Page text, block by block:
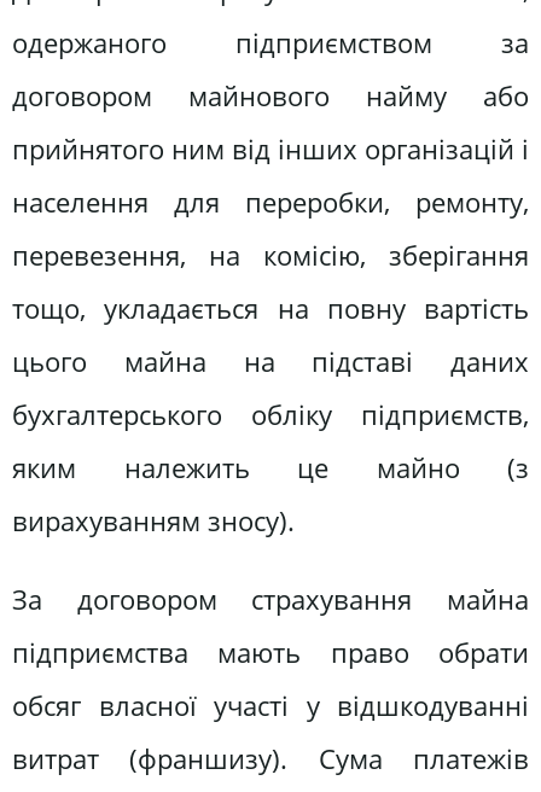
одержаного підприємством за
договором майнового найму або
прийнятого ним від інших організацій і
населення для переробки, ремонту,
перевезення, на комісію, зберігання
тощо, укладається на повну вартість
цього майна на підставі даних
бухгалтерського обліку підприємств,
яким належить це майно (з
вирахуванням зносу).
За договором страхування майна
підприємства мають право обрати
обсяг власної участі у відшкодуванні
витрат (франшизу). Сума платежів